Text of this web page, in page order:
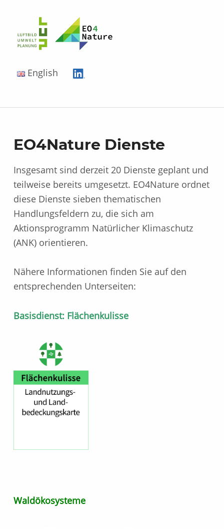
English
EO4Nature Dienste
Insgesamt sind derzeit 20 Dienste geplant und
teilweise bereits umgesetzt. EO4Nature ordnet
diese Dienste sieben thematischen
Handlungsfeldern zu, die sich am
Aktionsprogramm Natürlicher Klimaschutz
(ANK) orientieren.
Nähere Informationen finden Sie auf den
entsprechenden Unterseiten:
Basisdienst: Flächenkulisse
Waldökosysteme